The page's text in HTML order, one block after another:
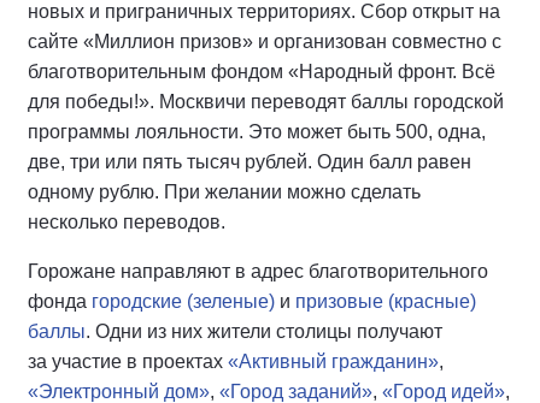
новых и приграничных территориях. Сбор открыт на
сайте «Миллион призов» и организован совместно с
благотворительным фондом «Народный фронт. Всё
для победы!». Москвичи переводят баллы городской
программы лояльности. Это может быть 500, одна,
две, три или пять тысяч рублей. Один балл равен
одному рублю. При желании можно сделать
несколько переводов.
Горожане направляют в адрес благотворительного
фонда городские (зеленые) и призовые (красные)
баллы. Одни из них жители столицы получают
за участие в проектах «Активный гражданин»,
«Электронный дом», «Город заданий», «Город идей»,